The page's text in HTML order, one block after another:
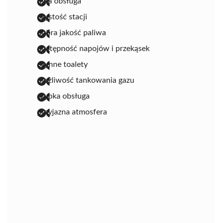
czystość stacji
dobra jakość paliwa
dostępność napojów i przekąsek
czynne toalety
możliwość tankowania gazu
szybka obsługa
przyjazna atmosfera